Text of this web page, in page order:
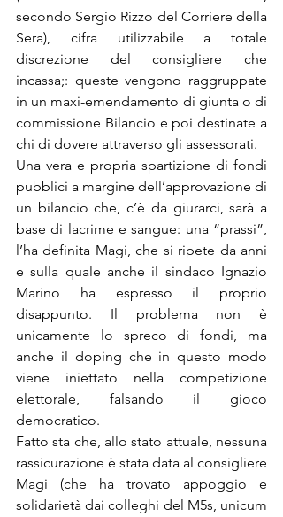
secondo Sergio Rizzo del Corriere della
Sera), cifra utilizzabile a totale
discrezione del consigliere che
incassa;: queste vengono raggruppate
in un maxi-emendamento di giunta o di
commissione Bilancio e poi destinate a
chi di dovere attraverso gli assessorati.
Una vera e propria spartizione di fondi
pubblici a margine dell’approvazione di
un bilancio che, c’è da giurarci, sarà a
base di lacrime e sangue: una “prassi”,
l’ha definita Magi, che si ripete da anni
e sulla quale anche il sindaco Ignazio
Marino ha espresso il proprio
disappunto. Il problema non è
unicamente lo spreco di fondi, ma
anche il doping che in questo modo
viene iniettato nella competizione
elettorale, falsando il gioco
democratico.
Fatto sta che, allo stato attuale, nessuna
rassicurazione è stata data al consigliere
Magi (che ha trovato appoggio e
solidarietà dai colleghi del M5s, unicum